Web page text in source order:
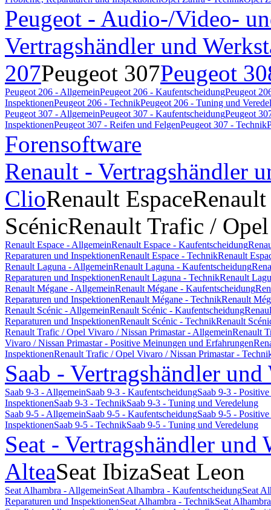
Peugeot - Audio-/Video-
Vertragshändler und
207Peugeot 307Peugeot
Peugeot 206 - AllgemeinPeugeot 206 - KaufentscheidungPeugeot
InspektionenPeugeot 206 - TechnikPeugeot 206 - Tuning und
Peugeot 307 - AllgemeinPeugeot 307 - KaufentscheidungPeugeot
InspektionenPeugeot 307 - Reifen und FelgenPeugeot 307 - Technik
Forensoftware
Renault - Vertragshändler
ClioRenault Espace
ScénicRenault Trafic /
Renault Espace - AllgemeinRenault Espace - Kaufentscheidung
Reparaturen und InspektionenRenault Espace - TechnikRenault
Renault Laguna - AllgemeinRenault Laguna - Kaufentscheidung
Reparaturen und InspektionenRenault Laguna - TechnikRenault
Renault Mégane - AllgemeinRenault Mégane - Kaufentscheidung
Reparaturen und InspektionenRenault Mégane - TechnikRenault
Renault Scénic - AllgemeinRenault Scénic - Kaufentscheidung
Reparaturen und InspektionenRenault Scénic - TechnikRenault
Renault Trafic / Opel Vivaro / Nissan Primastar - AllgemeinRenault
Vivaro / Nissan Primastar - Positive Meinungen und Erfahrungen
InspektionenRenault Trafic / Opel Vivaro / Nissan Primastar -
Saab - Vertragshändler und
Saab 9-3 - AllgemeinSaab 9-3 - KaufentscheidungSaab 9-3 -
InspektionenSaab 9-3 - TechnikSaab 9-3 - Tuning und Veredelung
Saab 9-5 - AllgemeinSaab 9-5 - KaufentscheidungSaab 9-5 -
InspektionenSaab 9-5 - TechnikSaab 9-5 - Tuning und Veredelung
Seat - Vertragshändler und
AlteaSeat IbizaSeat Leon
Seat Alhambra - AllgemeinSeat Alhambra - KaufentscheidungSeat
Reparaturen und InspektionenSeat Alhambra - TechnikSeat